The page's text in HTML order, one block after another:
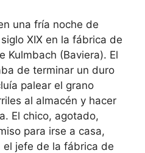
una fría noche de
XIX en la fábrica de
Kulmbach (Baviera). El
de terminar un duro
palear el grano
al almacén y hacer
El chico, agotado,
para irse a casa,
el jefe de la fábrica de